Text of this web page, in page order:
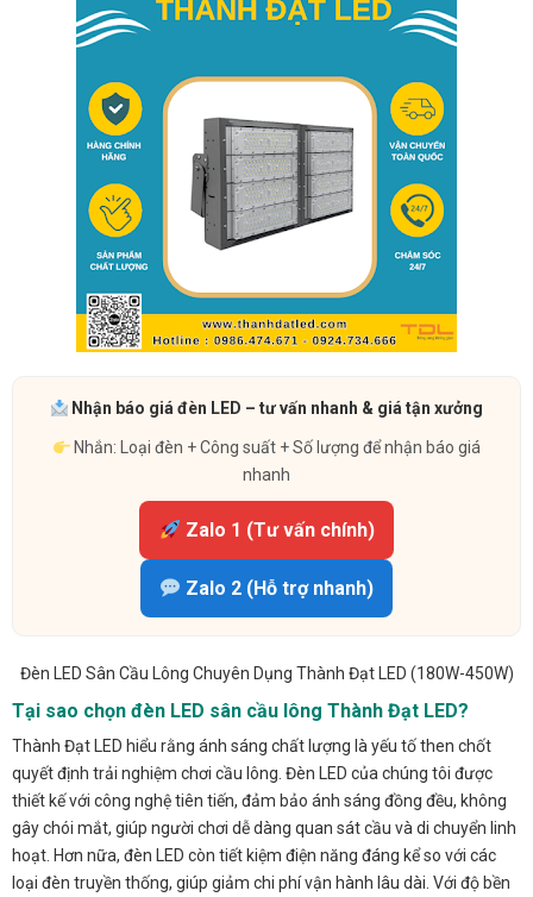
Nhận báo giá đèn LED – tư vấn nhanh & giá tận xưởng
Nhắn: Loại đèn + Công suất + Số lượng để nhận báo giá
nhanh
Zalo 1 (Tư vấn chính)
Zalo 2 (Hỗ trợ nhanh)
Đèn LED Sân Cầu Lông Chuyên Dụng Thành Đạt LED (180W-450W)
Tại sao chọn đèn LED sân cầu lông Thành Đạt LED?
Thành Đạt LED hiểu rằng ánh sáng chất lượng là yếu tố then chốt
quyết định trải nghiệm chơi cầu lông. Đèn LED của chúng tôi được
thiết kế với công nghệ tiên tiến, đảm bảo ánh sáng đồng đều, không
gây chói mắt, giúp người chơi dễ dàng quan sát cầu và di chuyển linh
hoạt. Hơn nữa, đèn LED còn tiết kiệm điện năng đáng kể so với các
loại đèn truyền thống, giúp giảm chi phí vận hành lâu dài. Với độ bền